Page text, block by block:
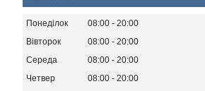
Понеділок 08:00
20:00
Вівторок
08:00
20:00
Середа
08:00
20:00
Четвер
08:00
20:00